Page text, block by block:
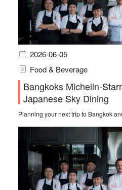
2026-06-05
Food & Beverage
Bangkoks Michelin-
Japanese Sky Dining
Planning your next trip to Bangkok